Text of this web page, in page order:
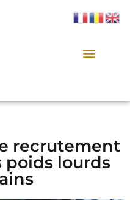
recrutement
poids lourds